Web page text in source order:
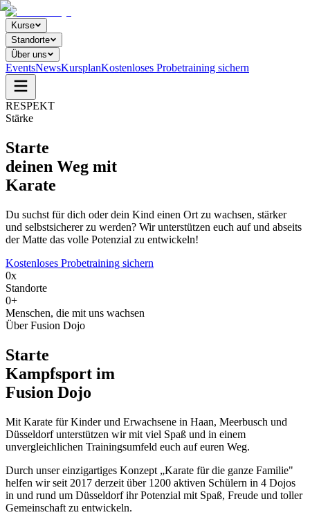
Kurse
Standorte
Über uns
EventsNewsKursplanKostenloses Probetraining sichern
RESPEKT
Stärke
Starte
deinen Weg mit
Karate
Du suchst für dich oder dein Kind einen Ort zu wachsen, stärker
und selbstsicherer zu werden? Wir unterstützen euch auf und abseits
der Matte das volle Potenzial zu entwickeln!
Kostenloses Probetraining sichern
0x
Standorte
0+
Menschen, die mit uns wachsen
Über Fusion Dojo
Starte
Kampfsport im
Fusion Dojo
Mit Karate für Kinder und Erwachsene in Haan, Meerbusch und
Düsseldorf unterstützen wir mit viel Spaß und in einem
unvergleichlichen Trainingsumfeld euch auf euren Weg.
Durch unser einzigartiges Konzept „Karate für die ganze Familie"
helfen wir seit 2017 derzeit über 1200 aktiven Schülern in 4 Dojos
in und rund um Düsseldorf ihr Potenzial mit Spaß, Freude und toller
Gemeinschaft zu entwickeln.